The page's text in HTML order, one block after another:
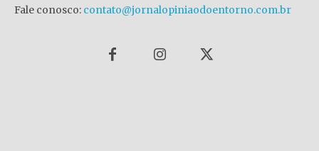
Fale conosco: contato@jornalopiniaodoentorno.com.br